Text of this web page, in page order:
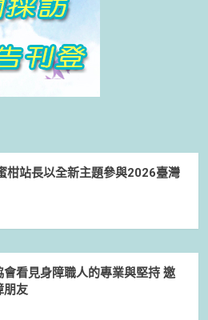
柑站長以全新主題參與2026臺灣
看見身障職人的專業與堅持 邀
朋友